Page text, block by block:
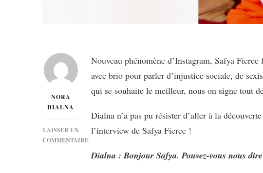
NORA
DIALNA
LAISSER UN
COMMENTAIRE
[INTERVIEW]
Nouveau phénomène d’Instagram, Safya
avec brio pour parler d’injustice sociale, de
qui se souhaite le meilleur, nous on signe tout
Dialna n’a pas pu résister d’aller à la
l’interview de Safya Fierce !
Dialna : Bonjour Safya. Pouvez-vous nous